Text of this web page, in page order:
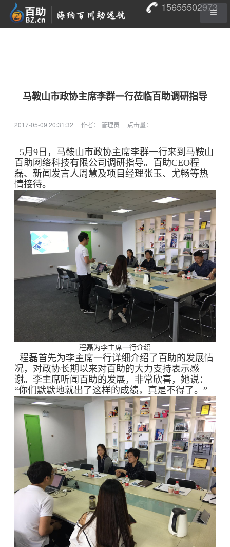
15655502973
马鞍山市政协主席李群一行莅临百助调研指导
2017-05-09 20:31:32 作者： 管理员 点击量：
5月9日，马鞍山市政协主席李群一行来到马鞍山
百助网络科技有限公司调研指导。百助CEO程
磊、新闻发言人周慧及项目经理张玉、尤畅等热
情接待。
程磊为李主席一行介绍
程磊首先为李主席一行详细介绍了百助的发展情
况，对政协长期以来对百助的大力支持表示感
谢。李主席听闻百助的发展，非常欣喜，她说：
“你们默默地就出了这样的成绩，真是不得了。”